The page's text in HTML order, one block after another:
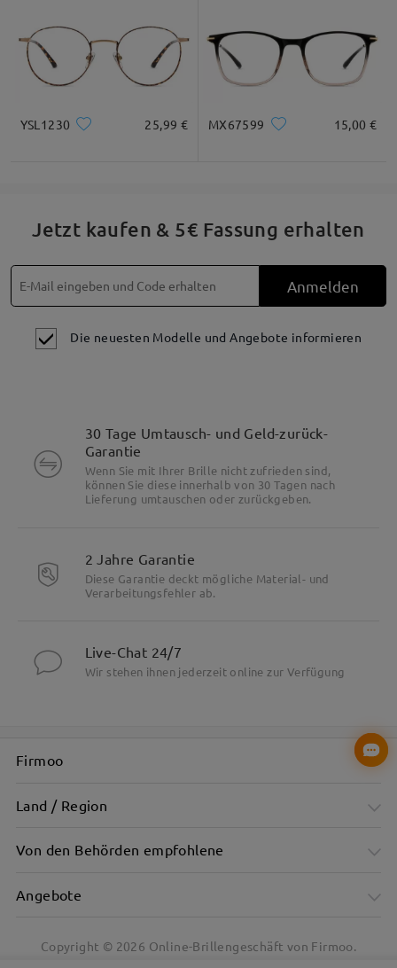
YSL1230 25,99 € MX67599 15,00 €
Jetzt kaufen & 5€ Fassung erhalten
Anmelden
Die neuesten Modelle und Angebote informieren
30 Tage Umtausch- und Geld-zurück-
Garantie
Wenn Sie mit Ihrer Brille nicht zufrieden sind,
können Sie diese innerhalb von 30 Tagen nach
Lieferung umtauschen oder zurückgeben.
2 Jahre Garantie
Diese Garantie deckt mögliche Material- und
Verarbeitungsfehler ab.
Live-Chat 24/7
Wir stehen ihnen jederzeit online zur Verfügung
Firmoo
Land / Region
Von den Behörden empfohlene
Angebote
Copyright © 2026 Online-Brillengeschäft von Firmoo.